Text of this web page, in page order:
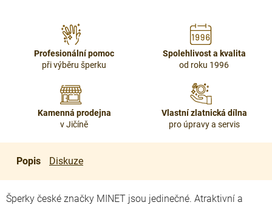
Profesionální pomoc
při výběru šperku
Spolehlivost a kvalita
od roku 1996
Kamenná prodejna
v Jičíně
Vlastní zlatnická dílna
pro úpravy a servis
Popis Diskuze
Šperky české značky MINET jsou jedinečné. Atraktivní a